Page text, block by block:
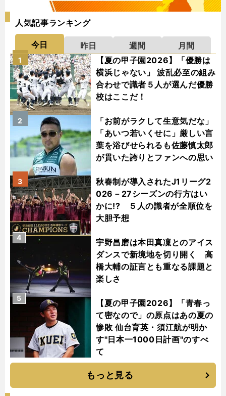
人気記事ランキング
今日 昨日 週間
月間
【夏の甲子園2026】「優勝は
横浜じゃない」 波乱必至の組み
合わせで識者５人が選んだ優勝
校はここだ！
1
「お前がラクして生意気だな」
「あいつ若いくせに」厳しい言
葉を浴びせられるも佐藤慎太郎
が貫いた誇りとファンへの思い
2
秋春制が導入されたJ1リーグ2
026－27シーズンの行方はい
かに!? ５人の識者が全順位を
大胆予想
3
宇野昌磨は本田真凜とのアイス
ダンスで新境地を切り開く 高
橋大輔の証言とも重なる課題と
楽しさ
4
【夏の甲子園2026】「青春っ
て密なので」の原点はあの夏の
惨敗 仙台育英・須江航が明か
す"日本一1000日計画"のすべ
て
5
もっと見る